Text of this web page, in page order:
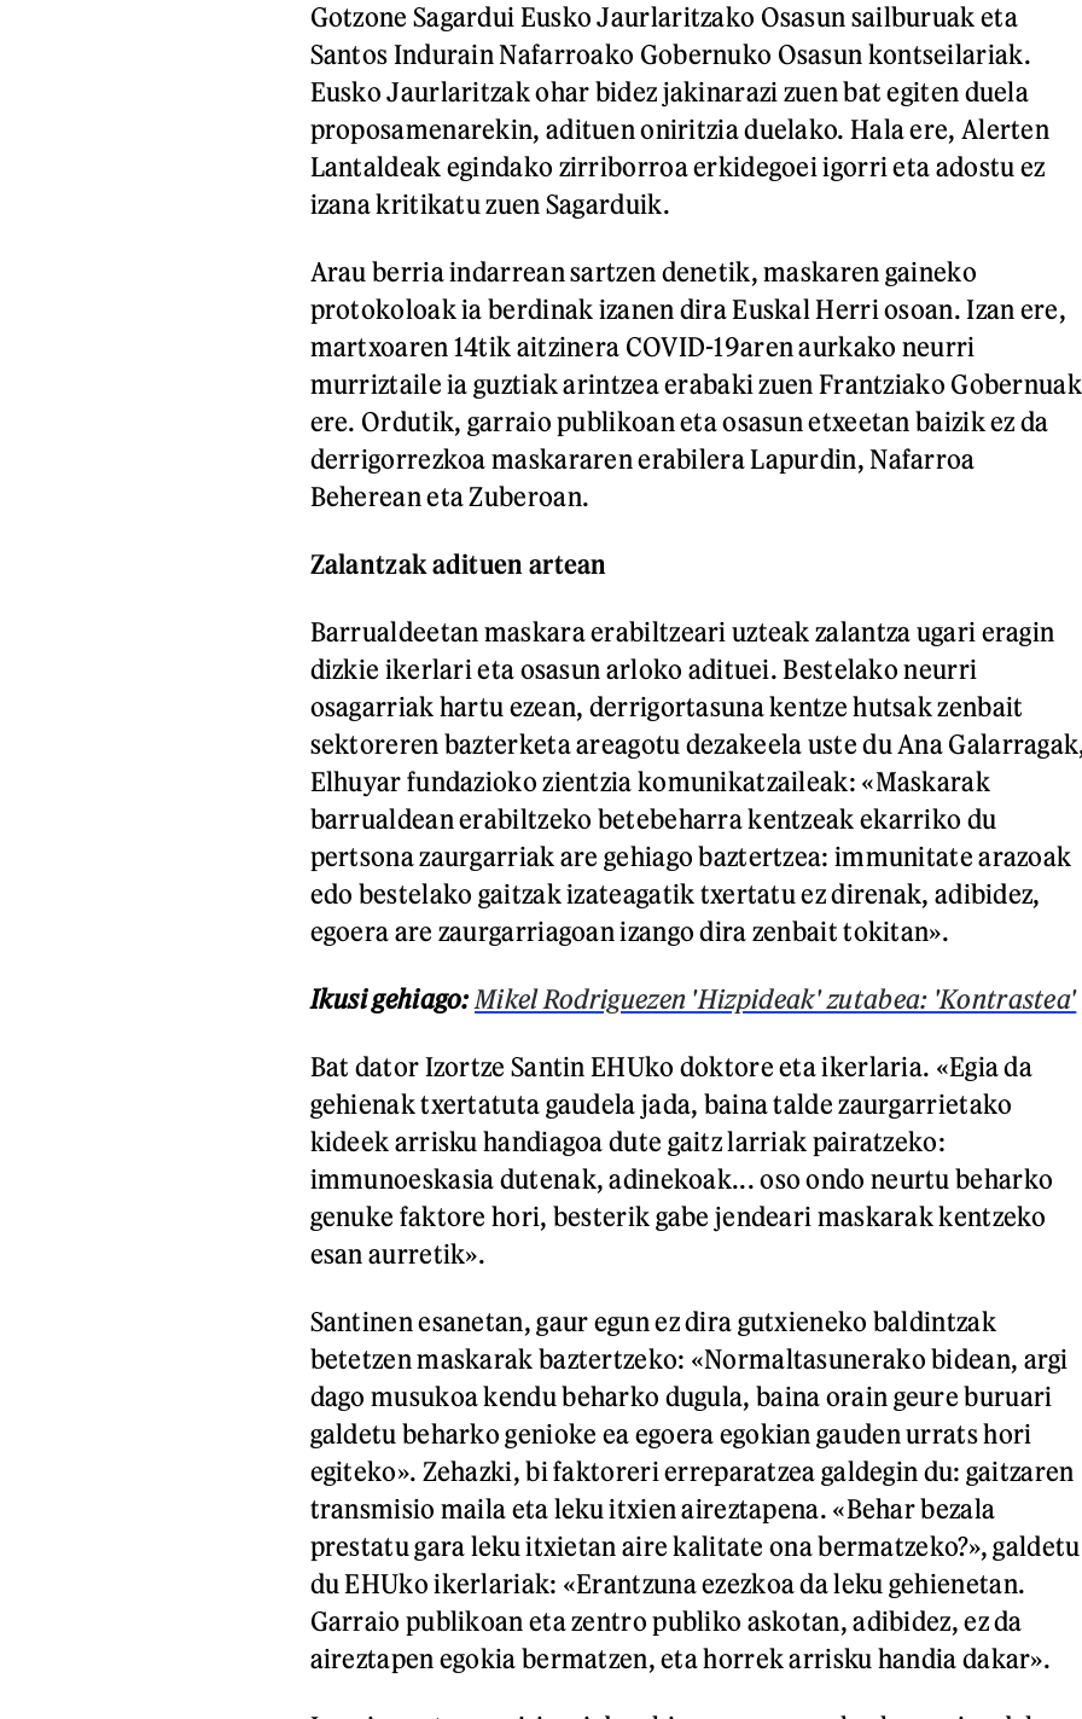
Gotzone Sagardui Eusko Jaurlaritzako Osasun sailburuak eta
Santos Indurain Nafarroako Gobernuko Osasun kontseilariak.
Eusko Jaurlaritzak ohar bidez jakinarazi zuen bat egiten duela
proposamenarekin, adituen oniritzia duelako. Hala ere, Alerten
Lantaldeak egindako zirriborroa erkidegoei igorri eta adostu ez
izana kritikatu zuen Sagarduik.
Arau berria indarrean sartzen denetik, maskaren gaineko
protokoloak ia berdinak izanen dira Euskal Herri osoan. Izan ere,
martxoaren 14tik aitzinera COVID-19aren aurkako neurri
murriztaile ia guztiak arintzea erabaki zuen Frantziako Gobernuak
ere. Ordutik, garraio publikoan eta osasun etxeetan baizik ez da
derrigorrezkoa maskararen erabilera Lapurdin, Nafarroa
Beherean eta Zuberoan.
Zalantzak adituen artean
Barrualdeetan maskara erabiltzeari uzteak zalantza ugari eragin
dizkie ikerlari eta osasun arloko adituei. Bestelako neurri
osagarriak hartu ezean, derrigortasuna kentze hutsak zenbait
sektoreren bazterketa areagotu dezakeela uste du Ana
Elhuyar fundazioko zientzia komunikatzaileak: «Maskarak
barrualdean erabiltzeko betebeharra kentzeak ekarriko du
pertsona zaurgarriak are gehiago baztertzea: immunitate arazoak
edo bestelako gaitzak izateagatik txertatu ez direnak, adibidez,
egoera are zaurgarriagoan izango dira zenbait tokitan».
Ikusi gehiago: Mikel Rodriguezen 'Hizpideak' zutabea: 'Kontrastea'
Bat dator Izortze Santin EHUko doktore eta ikerlaria. «Egia da
gehienak txertatuta gaudela jada, baina talde zaurgarrietako
kideek arrisku handiagoa dute gaitz larriak pairatzeko:
immunoeskasia dutenak, adinekoak... oso ondo neurtu beharko
genuke faktore hori, besterik gabe jendeari maskarak kentzeko
esan aurretik».
Santinen esanetan, gaur egun ez dira gutxieneko baldintzak
betetzen maskarak baztertzeko: «Normaltasunerako bidean, argi
dago musukoa kendu beharko dugula, baina orain geure buruari
galdetu beharko genioke ea egoera egokian gauden urrats hori
egiteko». Zehazki, bi faktoreri erreparatzea galdegin du: gaitzaren
transmisio maila eta leku itxien aireztapena. «Behar bezala
prestatu gara leku itxietan aire kalitate ona bermatzeko?», galdetu
du EHUko ikerlariak: «Erantzuna ezezkoa da leku gehienetan.
Garraio publikoan eta zentro publiko askotan, adibidez, ez da
aireztapen egokia bermatzen, eta horrek arrisku handia dakar».